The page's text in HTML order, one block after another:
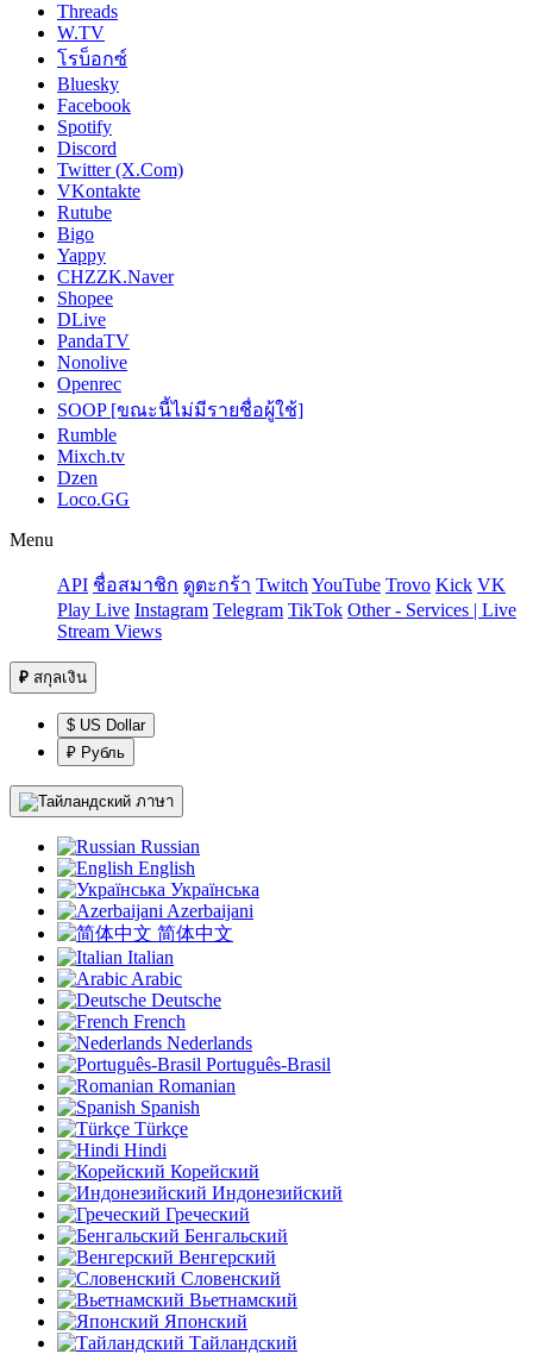
Threads
W.TV
โรบ็อกซ์
Bluesky
Facebook
Spotify
Discord
Twitter (X.Com)
VKontakte
Rutube
Bigo
Yappy
CHZZK.Naver
Shopee
DLive
PandaTV
Nonolive
Openrec
SOOP [ขณะนี้ไม่มีรายชื่อผู้ใช้]
Rumble
Mixch.tv
Dzen
Loco.GG
Menu
API ชื่อสมาชิก ดูตะกร้า Twitch YouTube Trovo Kick VK
Play Live Instagram Telegram TikTok Other - Services | Live
Stream Views
₽ สกุลเงิน
$ US Dollar
₽ Рубль
ภาษา
Russian
English
Українська
Azerbaijani
简体中文
Italian
Arabic
Deutsche
French
Nederlands
Português-Brasil
Romanian
Spanish
Türkçe
Hindi
Корейский
Индонезийский
Греческий
Бенгальский
Венгерский
Словенский
Вьетнамский
Японский
Тайландский